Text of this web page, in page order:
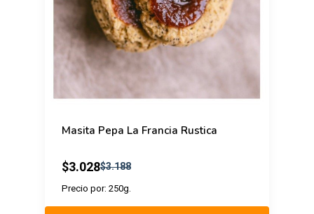
Masita Pepa La Francia Rustica
$3.028$3.188
Precio por: 250g.